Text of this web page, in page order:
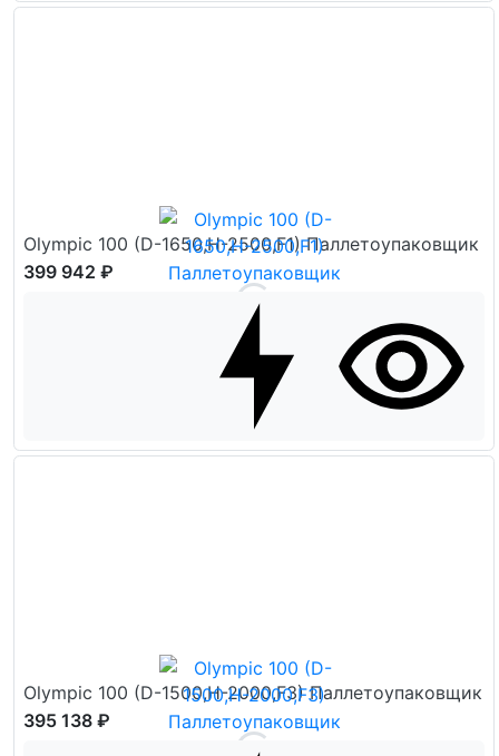
Olympic 100 (D-1650,H-2500,F1) Паллетоупаковщик
399 942 ₽
Olympic 100 (D-1500,H-2000,F3) Паллетоупаковщик
395 138 ₽